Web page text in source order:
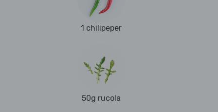
1 chilipeper
50g rucola